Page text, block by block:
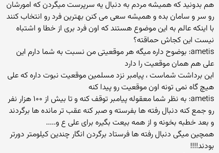
هم بدونید که همیشه مردم به دنبال یه سرپرست میگردن که امورشان
رو سر و سامان بده و همیشه سعی می کنن بهترین فرد رو انتخاب کنند
با اینکه عالم به این موضوع هستند که اون فرد بری از خطا و اشتباه
نیست این کجاش حماقته؟
ametis: بوضوح داره میگه هر موقعیتی من نسبت به شما دارم این
علی هم همان موقعیت را دارد
این برداشت شماست ، پیامبر نزد مسلمین موقعیت نبوت داره که علی
هیچ گاه نمی تونه اون موقعیت رو پیدا کنه
ametis: به نظر شما معقوله پیامبر توقف کنه و تا بیش از ۱۰۰ هزار نفر
رو جمع کنه دنبال رفته ها بفرسته و صبر کنه عقب تر مانده ها برگردند
و بعد خطبه بخونه و از همه بیعت بگیره برای علی ع و.....
همچین میگی دنبال رفته ها فرستاد برگردن انگار چندین کیلومتر دورتر
بودند!!!!